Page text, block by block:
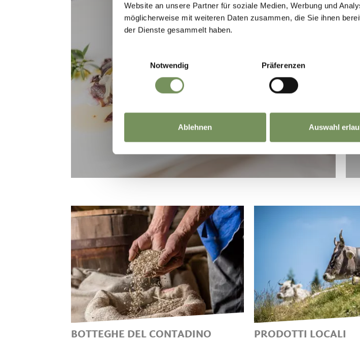
Website an unsere Partner für soziale Medien, Werbung und
möglicherweise mit weiteren Daten zusammen, die Sie ihnen
der Dienste gesammelt haben.
Notwendig
Präferenzen
Ablehnen Auswahl
GIORNATE DEL RADICCHIO
BOTTEGHE DEL CONTADINO
PRODOTTI LOCALI